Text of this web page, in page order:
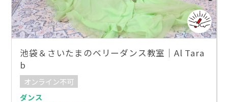
池袋＆さいたまのベリーダンス教室｜Al Tara
b
オンライン不可
ダンス